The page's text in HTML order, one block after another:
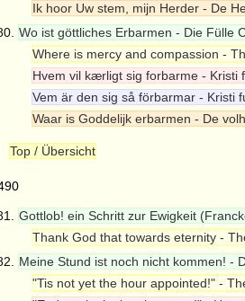
Ik hoor Uw stem, mijn Herder - De
Wo ist göttliches Erbarmen - Die Fülle
Where is mercy and compassion -
Hvem vil kærligt sig forbarme - Kristi
Vem är den sig så förbarmar - Kristi
Waar is Goddelijk erbarmen - De
Top / Übersicht
Gottlob! ein Schritt zur Ewigkeit
Thank God that towards eternity -
Meine Stund ist noch nicht kommen! -
"Tis not yet the hour appointed!" -